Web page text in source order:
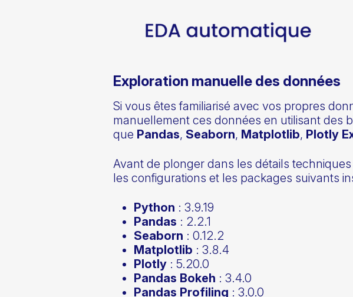
Exploration manuelle des données
Si vous êtes familiarisé avec vos propres
manuellement ces données en utilisant des
que Pandas, Seaborn, Matplotlib, Plotly
Avant de plonger dans les détails
les configurations et les packages suivants
Python : 3.9.19
Pandas : 2.2.1
Seaborn : 0.12.2
Matplotlib : 3.8.4
Plotly : 5.20.0
Pandas Bokeh : 3.4.0
Pandas Profiling : 3.0.0